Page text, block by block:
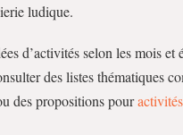
ludique.
d’activités selon les mois et
des listes thématiques
des propositions pour